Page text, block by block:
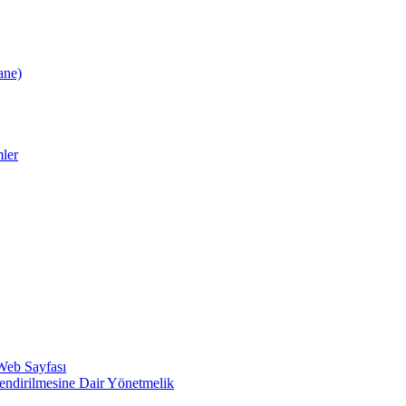
Sayfası
Dair Yönetmelik